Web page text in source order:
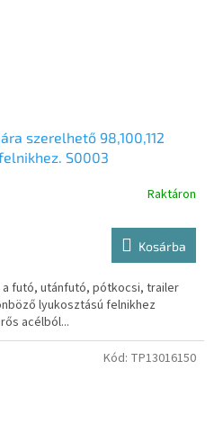
szerelhető 98,100,112
S0003
Raktáron
Kosárba
futó, utánfutó, pótkocsi, trailer
lyukosztású felnikhez
acélból...
Kód: TP13016150